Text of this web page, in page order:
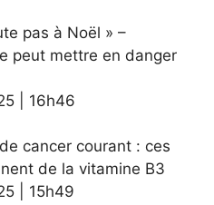
pas à Noël » –
peut mettre en danger
16h46
cancer courant : ces
de la vitamine B3
15h49